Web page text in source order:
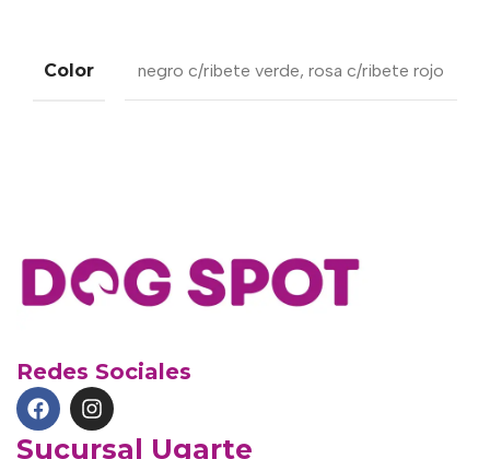
Color negro c/ribete verde, rosa c/ribete rojo
Redes Sociales
Sucursal Ugarte